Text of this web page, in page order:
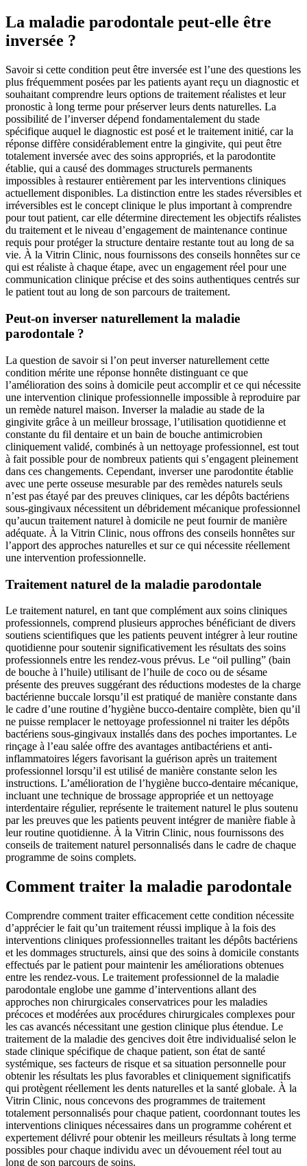
La maladie parodontale peut-elle être
inversée ?
Savoir si cette condition peut être inversée est l’une des questions les
plus fréquemment posées par les patients ayant reçu un diagnostic et
souhaitant comprendre leurs options de traitement réalistes et leur
pronostic à long terme pour préserver leurs dents naturelles. La
possibilité de l’inverser dépend fondamentalement du stade
spécifique auquel le diagnostic est posé et le traitement initié, car la
réponse diffère considérablement entre la gingivite, qui peut être
totalement inversée avec des soins appropriés, et la parodontite
établie, qui a causé des dommages structurels permanents
impossibles à restaurer entièrement par les interventions cliniques
actuellement disponibles. La distinction entre les stades réversibles et
irréversibles est le concept clinique le plus important à comprendre
pour tout patient, car elle détermine directement les objectifs réalistes
du traitement et le niveau d’engagement de maintenance continue
requis pour protéger la structure dentaire restante tout au long de sa
vie. À la Vitrin Clinic, nous fournissons des conseils honnêtes sur ce
qui est réaliste à chaque étape, avec un engagement réel pour une
communication clinique précise et des soins authentiques centrés sur
le patient tout au long de son parcours de traitement.
Peut-on inverser naturellement la maladie
parodontale ?
La question de savoir si l’on peut inverser naturellement cette
condition mérite une réponse honnête distinguant ce que
l’amélioration des soins à domicile peut accomplir et ce qui nécessite
une intervention clinique professionnelle impossible à reproduire par
un remède naturel maison. Inverser la maladie au stade de la
gingivite grâce à un meilleur brossage, l’utilisation quotidienne et
constante du fil dentaire et un bain de bouche antimicrobien
cliniquement validé, combinés à un nettoyage professionnel, est tout
à fait possible pour de nombreux patients qui s’engagent pleinement
dans ces changements. Cependant, inverser une parodontite établie
avec une perte osseuse mesurable par des remèdes naturels seuls
n’est pas étayé par des preuves cliniques, car les dépôts bactériens
sous-gingivaux nécessitent un débridement mécanique professionnel
qu’aucun traitement naturel à domicile ne peut fournir de manière
adéquate. À la Vitrin Clinic, nous offrons des conseils honnêtes sur
l’apport des approches naturelles et sur ce qui nécessite réellement
une intervention professionnelle.
Traitement naturel de la maladie parodontale
Le traitement naturel, en tant que complément aux soins cliniques
professionnels, comprend plusieurs approches bénéficiant de divers
soutiens scientifiques que les patients peuvent intégrer à leur routine
quotidienne pour soutenir significativement les résultats des soins
professionnels entre les rendez-vous prévus. Le “oil pulling” (bain
de bouche à l’huile) utilisant de l’huile de coco ou de sésame
présente des preuves suggérant des réductions modestes de la charge
bactérienne buccale lorsqu’il est pratiqué de manière constante dans
le cadre d’une routine d’hygiène bucco-dentaire complète, bien qu’il
ne puisse remplacer le nettoyage professionnel ni traiter les dépôts
bactériens sous-gingivaux installés dans des poches importantes. Le
rinçage à l’eau salée offre des avantages antibactériens et anti-
inflammatoires légers favorisant la guérison après un traitement
professionnel lorsqu’il est utilisé de manière constante selon les
instructions. L’amélioration de l’hygiène bucco-dentaire mécanique,
incluant une technique de brossage appropriée et un nettoyage
interdentaire régulier, représente le traitement naturel le plus soutenu
par les preuves que les patients peuvent intégrer de manière fiable à
leur routine quotidienne. À la Vitrin Clinic, nous fournissons des
conseils de traitement naturel personnalisés dans le cadre de chaque
programme de soins complets.
Comment traiter la maladie parodontale
Comprendre comment traiter efficacement cette condition nécessite
d’apprécier le fait qu’un traitement réussi implique à la fois des
interventions cliniques professionnelles traitant les dépôts bactériens
et les dommages structurels, ainsi que des soins à domicile constants
effectués par le patient pour maintenir les améliorations obtenues
entre les rendez-vous. Le traitement professionnel de la maladie
parodontale englobe une gamme d’interventions allant des
approches non chirurgicales conservatrices pour les maladies
précoces et modérées aux procédures chirurgicales complexes pour
les cas avancés nécessitant une gestion clinique plus étendue. Le
traitement de la maladie des gencives doit être individualisé selon le
stade clinique spécifique de chaque patient, son état de santé
systémique, ses facteurs de risque et sa situation personnelle pour
obtenir les résultats les plus favorables et cliniquement significatifs
qui protègent réellement les dents naturelles et la santé globale. À la
Vitrin Clinic, nous concevons des programmes de traitement
totalement personnalisés pour chaque patient, coordonnant toutes les
interventions cliniques nécessaires dans un programme cohérent et
expertement délivré pour obtenir les meilleurs résultats à long terme
possibles pour chaque individu avec un dévouement réel tout au
long de son parcours de soins.